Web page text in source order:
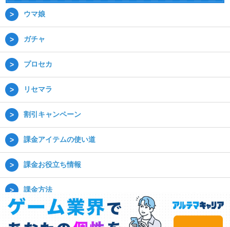
ウマ娘
ガチャ
プロセカ
リセマラ
割引キャンペーン
課金アイテムの使い道
課金お役立ち情報
課金方法